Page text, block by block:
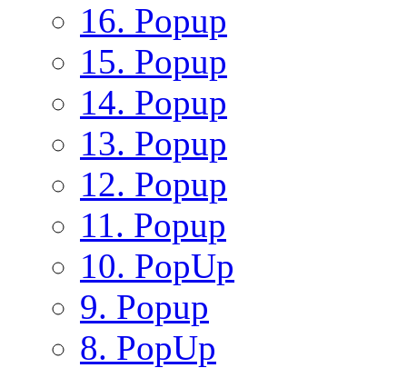
16. Popup
15. Popup
14. Popup
13. Popup
12. Popup
11. Popup
10. PopUp
9. Popup
8. PopUp